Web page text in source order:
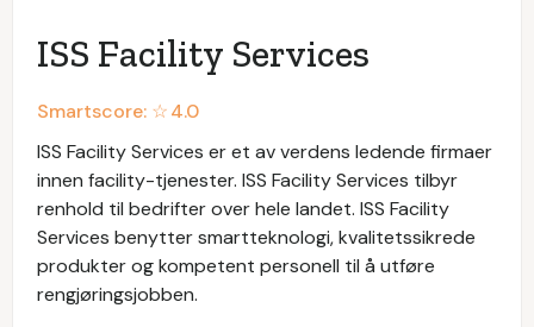
ISS Facility Services
Smartscore: ☆4.0
ISS Facility Services er et av verdens ledende firmaer
innen facility-tjenester. ISS Facility Services tilbyr
renhold til bedrifter over hele landet. ISS Facility
Services benytter smartteknologi, kvalitetssikrede
produkter og kompetent personell til å utføre
rengjøringsjobben.